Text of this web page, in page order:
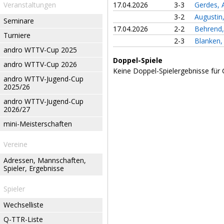
Veranstaltungen
Seminare
Turniere
andro WTTV-Cup 2025
andro WTTV-Cup 2026
andro WTTV-Jugend-Cup
2025/26
andro WTTV-Jugend-Cup
2026/27
mini-Meisterschaften
Vereine
Adressen, Mannschaften,
Spieler, Ergebnisse
Spieler
Wechselliste
Q-TTR-Liste
17.04.2026 3-3
Gerdes,
3-2
17.04.2026
2-2
2-3
Doppel-Spiele
Keine Doppel-Spielergebnisse für